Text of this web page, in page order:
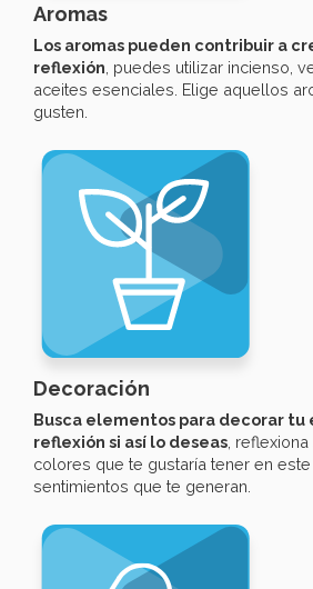
Aromas
Los aromas pueden contribuir a
reflexión , puedes utilizar incienso,
aceites esenciales. Elige aquellos
gusten.
Decoración
Busca elementos para decorar tu
reflexión si así lo deseas ,
colores que te gustaría tener en
sentimientos que te generan.